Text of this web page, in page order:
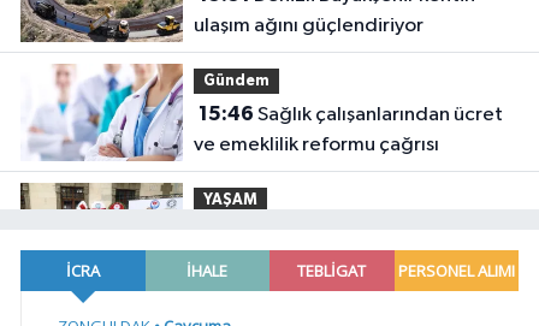
ulaşım ağını güçlendiriyor
Gündem
15:46
ve emeklilik reformu çağrısı
YAŞAM
Federasyonu Şubesi açıldı